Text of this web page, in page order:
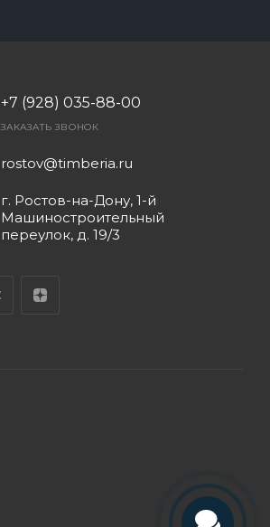
+7 (928) 035-88-00
ЗАКАЗАТЬ ЗВОНОК
rostov@timberia.ru
г. Ростов-на-Дону, 1-й
Машиностроительный
переулок, д. 19/3